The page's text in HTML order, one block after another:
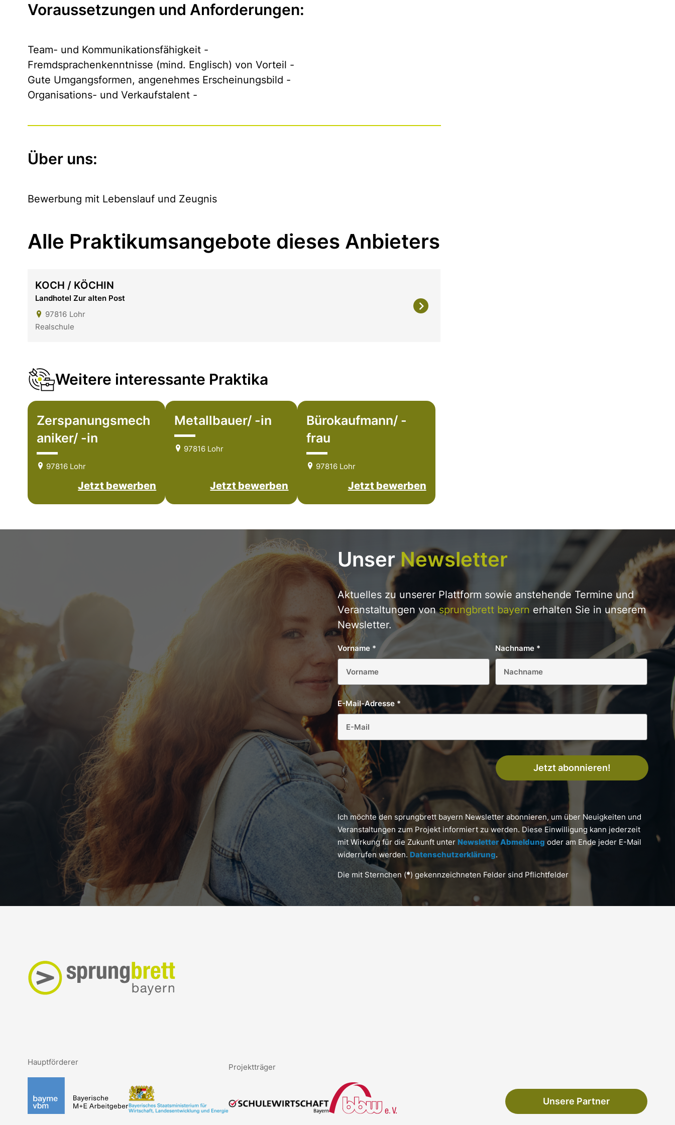
Voraussetzungen und Anforderungen:
Team- und Kommunikationsfähigkeit -
Fremdsprachenkenntnisse (mind. Englisch) von Vorteil -
Gute Umgangsformen, angenehmes Erscheinungsbild -
Organisations- und Verkaufstalent -
Über uns:
Bewerbung mit Lebenslauf und Zeugnis
Alle Praktikumsangebote dieses Anbieters
KOCH / KÖCHIN
Landhotel Zur alten Post
97816 Lohr
Realschule
Weitere interessante Praktika
Zerspanungsmech
aniker/ -in
97816 Lohr
Jetzt bewerben
Metallbauer/ -in
97816 Lohr
Jetzt bewerben
Bürokaufmann/ -
frau
97816 Lohr
Jetzt bewerben
UnserNewsletter
Aktuelles zu unserer Plattform sowie anstehende Termine und
Veranstaltungen vonsprungbrett bayern erhalten Sie in unserem
Newsletter.
Vorname * Nachname *
E-Mail-Adresse *
Jetzt abonnieren!
Ich möchte den sprungbrett bayern Newsletter abonnieren, um über Neuigkeiten und
Veranstaltungen zum Projekt informiert zu werden. Diese Einwilligung kann jederzeit
mit Wirkung für die Zukunft unter Newsletter Abmeldung oder am Ende jeder E-Mail
widerrufen werden. Datenschutzerklärung.
Die mit Sternchen (*) gekennzeichneten Felder sind Pflichtfelder
Hauptförderer
Projektträger
Unsere Partner